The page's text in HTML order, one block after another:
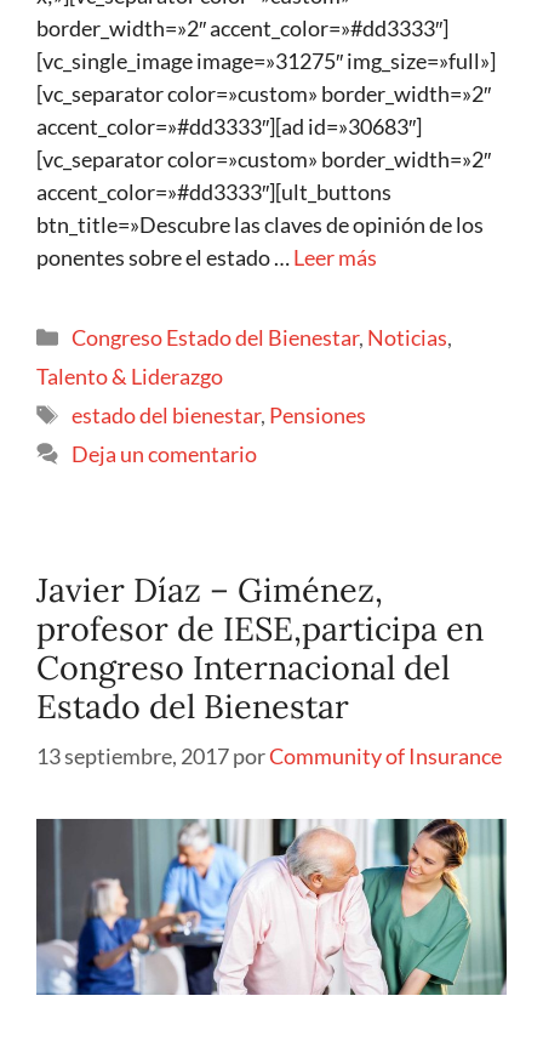
border_width=»2″ accent_color=»#dd3333″]
[vc_single_image image=»31275″ img_size=»full»]
[vc_separator color=»custom» border_width=»2″
accent_color=»#dd3333″][ad id=»30683″]
[vc_separator color=»custom» border_width=»2″
accent_color=»#dd3333″][ult_buttons
btn_title=»Descubre las claves de opinión de los
ponentes sobre el estado …Leer más
Congreso Estado del Bienestar, Noticias,
Talento & Liderazgo
estado del bienestar, Pensiones
Deja un comentario
Javier Díaz – Giménez,
profesor de IESE,participa en
Congreso Internacional del
Estado del Bienestar
13 septiembre, 2017porCommunity of Insurance